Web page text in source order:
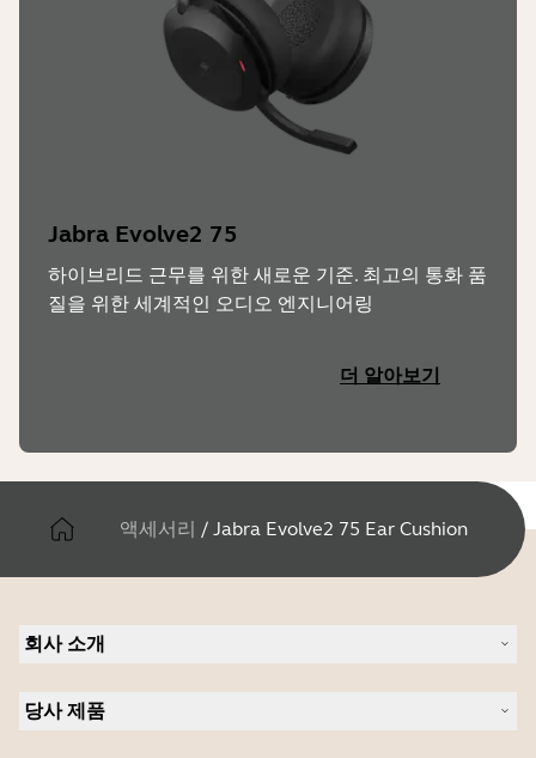
Jabra Evolve2 75
하이브리드 근무를 위한 새로운 기준. 최고의 통화 품
질을 위한 세계적인 오디오 엔지니어링
더 알아보기
액세서리 / Jabra Evolve2 75 Ear Cushion
회사 소개
채용
당사 제품